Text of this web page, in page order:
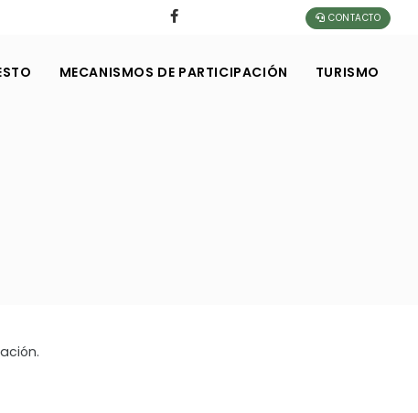
CONTACTO
MECANISMOS DE PARTICIPACIÓN TURISMO